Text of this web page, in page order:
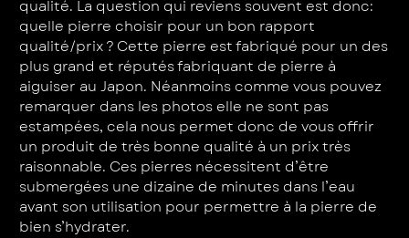
qualité. La question qui reviens souvent est donc:
quelle pierre choisir pour un bon rapport
qualité/prix ? Cette pierre est fabriqué pour un des
plus grand et réputés fabriquant de pierre à
aiguiser au Japon. Néanmoins comme vous pouvez
remarquer dans les photos elle ne sont pas
estampées, cela nous permet donc de vous offrir
un produit de très bonne qualité à un prix très
raisonnable. Ces pierres nécessitent d’être
submergées une dizaine de minutes dans l’eau
avant son utilisation pour permettre à la pierre de
bien s’hydrater.